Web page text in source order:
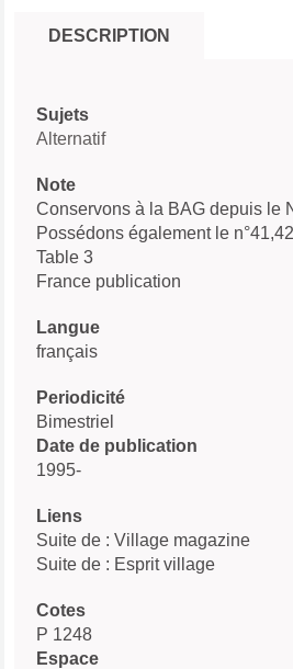
DESCRIPTION
Sujets
Alternatif
Note
Conservons à la BAG depuis le
Possédons également le
Table 3
France publication
Langue
français
Periodicité
Bimestriel
Date de publication
1995-
Liens
Suite de : Village magazine
Suite de : Esprit village
Cotes
P 1248
Espace